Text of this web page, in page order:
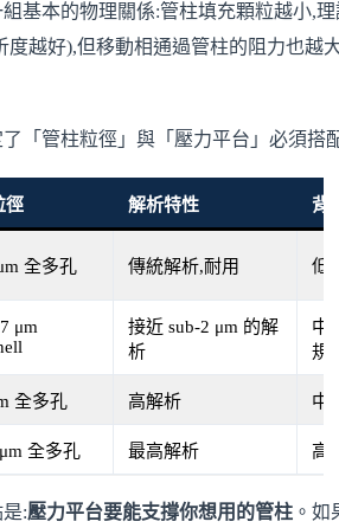
基本的物理關係:管柱填充顆粒越小,理
度越好),但移動相通過管柱的阻力也越
「管柱粒徑」與「壓力平台」必須搭
徑 解析特性 背
全多孔 傳統解析,耐用 低
μm
接近 sub-2 μm 的解
析
中
規)
全多孔 高解析 中
全多孔 最高解析 高
:壓力平台要能支撐你想用的管柱。如